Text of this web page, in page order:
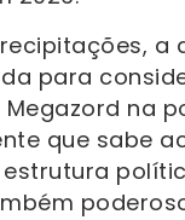
a
para
na
que sabe